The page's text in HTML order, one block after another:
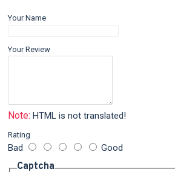
Your Name
Your Review
Note: HTML is not translated!
Rating
Bad Good
Captcha